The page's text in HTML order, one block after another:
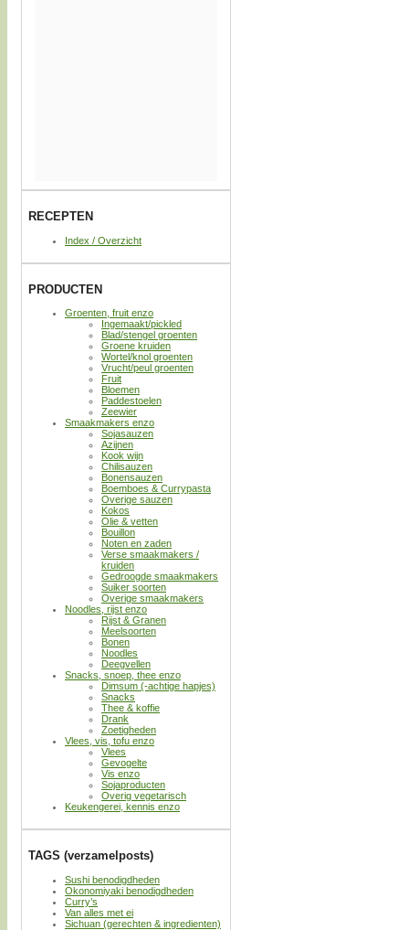
RECEPTEN
Index / Overzicht
PRODUCTEN
Groenten, fruit enzo
Ingemaakt/pickled
Blad/stengel groenten
Groene kruiden
Wortel/knol groenten
Vrucht/peul groenten
Fruit
Bloemen
Paddestoelen
Zeewier
Smaakmakers enzo
Sojasauzen
Azijnen
Kook wijn
Chilisauzen
Bonensauzen
Boemboes & Currypasta
Overige sauzen
Kokos
Olie & vetten
Bouillon
Noten en zaden
Verse smaakmakers /
kruiden
Gedroogde smaakmakers
Suiker soorten
Overige smaakmakers
Noodles, rijst enzo
Rijst & Granen
Meelsoorten
Bonen
Noodles
Deegvellen
Snacks, snoep, thee enzo
Dimsum (-achtige hapjes)
Snacks
Thee & koffie
Drank
Zoetigheden
Vlees, vis, tofu enzo
Vlees
Gevogelte
Vis enzo
Sojaproducten
Overig vegetarisch
Keukengerei, kennis enzo
TAGS (verzamelposts)
Sushi benodigdheden
Okonomiyaki benodigdheden
Curry’s
Van alles met ei
Sichuan (gerechten & ingredienten)